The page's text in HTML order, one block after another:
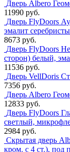
Дверь Albero
11990 руб.
Дверь FlyDoors
эмалит
8673 руб.
Дверь FlyDoors
сторон) белый,
11536 руб.
Дверь VellDoris
7356 руб.
Дверь Albero
12833 руб.
Дверь FlyDoors
светлый,
2984 руб.
Скрытая дверь
кром. с 4 ст.), под